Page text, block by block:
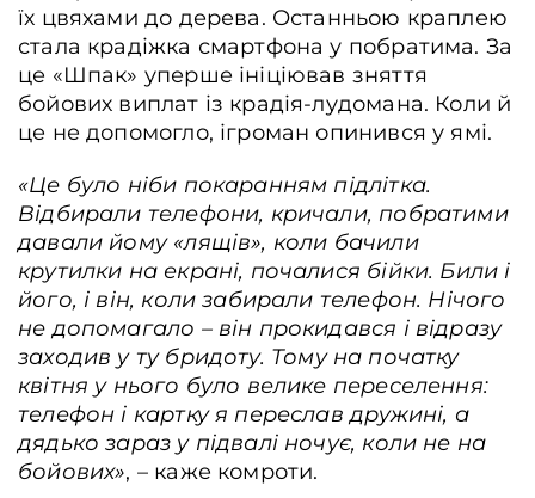
їх цвяхами до дерева. Останньою краплею
стала крадіжка смартфона у побратима. За
це «Шпак» уперше ініціював зняття
бойових виплат із крадія-лудомана. Коли й
це не допомогло, ігроман опинився у ямі.
«Це було ніби покаранням підлітка.
Відбирали телефони, кричали, побратими
давали йому «лящів», коли бачили
крутилки на екрані, почалися бійки. Били і
його, і він, коли забирали телефон. Нічого
не допомагало – він прокидався і відразу
заходив у ту бридоту. Тому на початку
квітня у нього було велике переселення:
телефон і картку я переслав дружині, а
дядько зараз у підвалі ночує, коли не на
бойових», – каже комроти.